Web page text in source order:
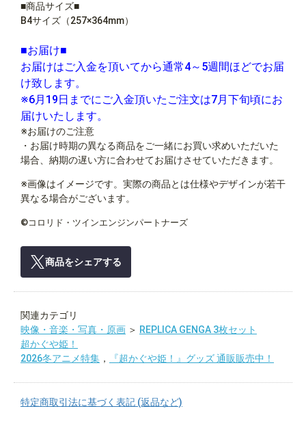
■商品サイズ■
B4サイズ（257×364mm）
■お届け■
お届けはご入金を頂いてから通常4～5週間ほどでお届
け致します。
※6月19日までにご入金頂いたご注文は7月下旬頃にお
届けいたします。
※お届けのご注意
・お届け時期の異なる商品をご一緒にお買い求めいただいた
場合、納期の遅い方に合わせてお届けさせていただきます。
※画像はイメージです。実際の商品とは仕様やデザインが若干
異なる場合がございます。
©コロリド・ツインエンジンパートナーズ
商品をシェアする
関連カテゴリ
映像・音楽・写真・原画 ＞ REPLICA GENGA 3枚セット
超かぐや姫！
2026冬アニメ特集 ， 『超かぐや姫！』グッズ 通販販売中！
特定商取引法に基づく表記 (返品など)